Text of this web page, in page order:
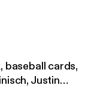
who have
like a
podcast:
baseball cards,
Justin